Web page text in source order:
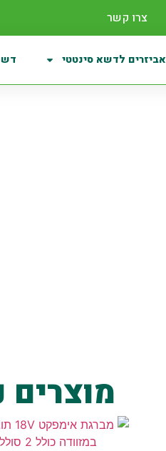
צרו קשר
אביזרים לדשא סינטטי